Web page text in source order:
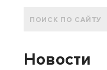
Новости